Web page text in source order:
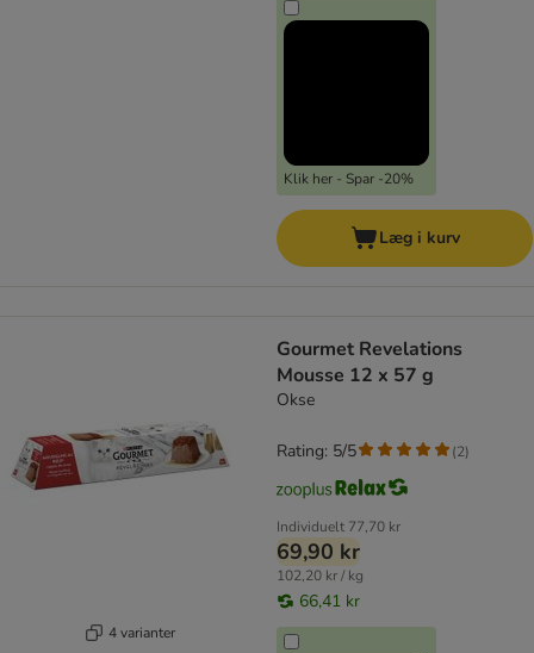
Klik her - Spar -20%
Læg i kurv
4 varianter
Gourmet Revelations
Mousse 12 x 57 g
Okse
Individuelt 77,70 kr
69,90 kr
102,20 kr / kg
66,41 kr
Rating: 5/5 (2)